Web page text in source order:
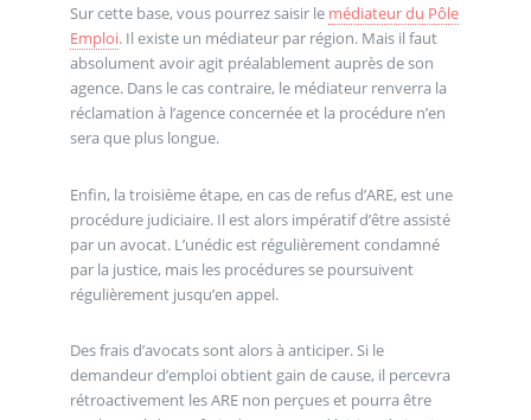
Sur cette base, vous pourrez saisir le médiateur du Pôle
Emploi. Il existe un médiateur par région. Mais il faut
absolument avoir agit préalablement auprès de son
agence. Dans le cas contraire, le médiateur renverra la
réclamation à l’agence concernée et la procédure n’en
sera que plus longue.
Enfin, la troisième étape, en cas de refus d’ARE, est une
procédure judiciaire. Il est alors impératif d’être assisté
par un avocat. L’unédic est régulièrement condamné
par la justice, mais les procédures se poursuivent
régulièrement jusqu’en appel.
Des frais d’avocats sont alors à anticiper. Si le
demandeur d’emploi obtient gain de cause, il percevra
rétroactivement les ARE non perçues et pourra être